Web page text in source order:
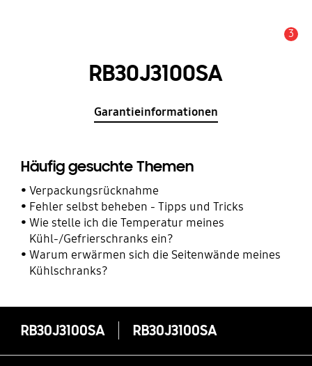
3
RB30J3100SA
Garantieinformationen
Häufig gesuchte Themen
Verpackungsrücknahme
Fehler selbst beheben - Tipps und Tricks
Wie stelle ich die Temperatur meines
Kühl-/Gefrierschranks ein?
Warum erwärmen sich die Seitenwände meines
Kühlschranks?
RB30J3100SA RB30J3100SA